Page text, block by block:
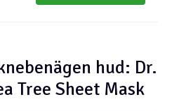
hud: Dr.
Tree Sheet Mask